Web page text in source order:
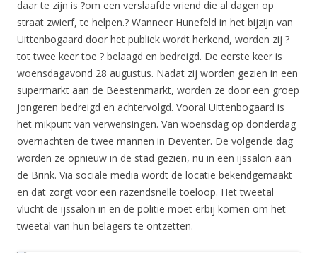
daar te zijn is ?om een verslaafde vriend die al dagen op
straat zwierf, te helpen.? Wanneer Hunefeld in het bijzijn van
Uittenbogaard door het publiek wordt herkend, worden zij ?
tot twee keer toe ? belaagd en bedreigd. De eerste keer is
woensdagavond 28 augustus. Nadat zij worden gezien in een
supermarkt aan de Beestenmarkt, worden ze door een groep
jongeren bedreigd en achtervolgd. Vooral Uittenbogaard is
het mikpunt van verwensingen. Van woensdag op donderdag
overnachten de twee mannen in Deventer. De volgende dag
worden ze opnieuw in de stad gezien, nu in een ijssalon aan
de Brink. Via sociale media wordt de locatie bekendgemaakt
en dat zorgt voor een razendsnelle toeloop. Het tweetal
vlucht de ijssalon in en de politie moet erbij komen om het
tweetal van hun belagers te ontzetten.